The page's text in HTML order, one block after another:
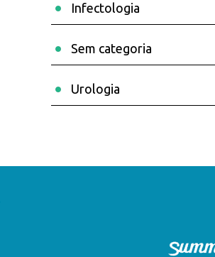
Infectologia
Sem categoria
Urologia